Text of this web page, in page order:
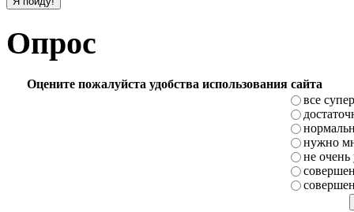
Опрос
Оцените пожалуйста удобства использования сайта
все супер
нужно
не очень